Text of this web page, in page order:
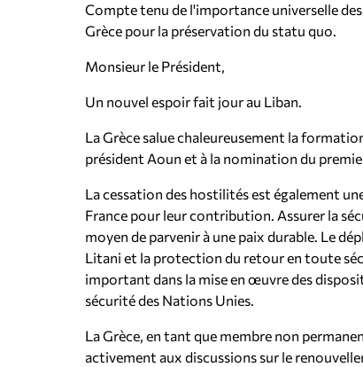
Compte tenu de l'importance universelle
Grèce pour la préservation du statu quo.
Monsieur le Président,
Un nouvel espoir fait jour au Liban.
La Grèce salue chaleureusement la
président Aoun et à la nomination du
La cessation des hostilités est également
France pour leur contribution. Assurer la
moyen de parvenir à une paix durable. Le
Litani et la protection du retour en toute
important dans la mise en œuvre des
sécurité des Nations Unies.
La Grèce, en tant que membre non
activement aux discussions sur le